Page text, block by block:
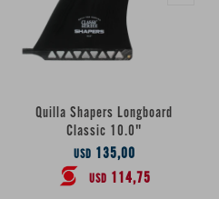
Quilla Shapers Longboard
Classic 10.0"
USD 135,00
USD 114,75